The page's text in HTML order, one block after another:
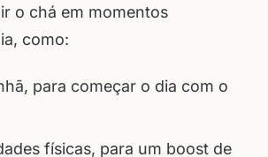
o chá em momentos
como:
para começar o dia com o
físicas, para um boost de